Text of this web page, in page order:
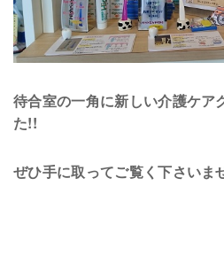
待合室の一角に新しい介護ケア
た!!
ぜひ手に取ってご覧く下さいま